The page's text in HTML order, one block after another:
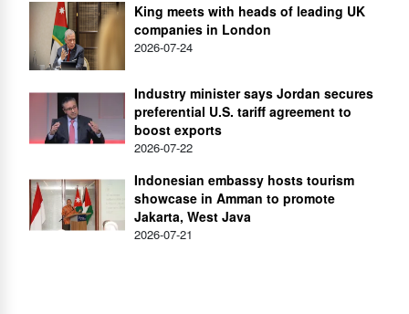
King meets with heads of leading UK
companies in London
2026-07-24
Industry minister says Jordan secures
preferential U.S. tariff agreement to
boost exports
2026-07-22
Indonesian embassy hosts tourism
showcase in Amman to promote
Jakarta, West Java
2026-07-21